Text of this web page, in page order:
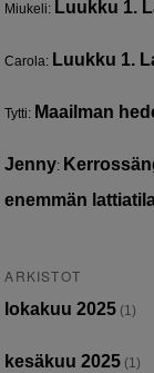
Miukeli: Luukku 1.
Carola: Luukku 1.
Tytti: Maailman
Jenny:
enemmän
ARKISTOT
lokakuu 2025 (1)
kesäkuu 2025 (1)